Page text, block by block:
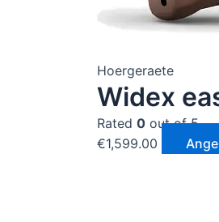
Hoergeraete
Widex
Rated 0 out of 5
€1,599.00